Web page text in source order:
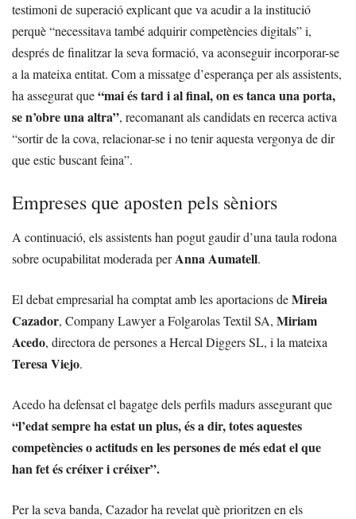
testimoni de superació explicant que va acudir a la institució
perquè “necessitava també adquirir competències digitals” i,
després de finalitzar la seva formació, va aconseguir incorporar-se
a la mateixa entitat. Com a missatge d’esperança per als assistents,
ha assegurat que“mai és tard i al final, on es tanca una porta,
se n’obre una altra”, recomanant als candidats en recerca activa
“sortir de la cova, relacionar-se i no tenir aquesta vergonya de dir
que estic buscant feina”.
Empreses que aposten pels sèniors
A continuació, els assistents han pogut gaudir d’una taula rodona
sobre ocupabilitat moderada perAnna Aumatell.
El debat empresarial ha comptat amb les aportacions deMireia
Cazador, Company Lawyer a Folgarolas Textil SA, Miriam
Acedo, directora de persones a Hercal Diggers SL, i la mateixa
Teresa Viejo.
Acedo ha defensat el bagatge dels perfils madurs assegurant que
“l’edat sempre ha estat un plus, és a dir, totes aquestes
competències o actituds en les persones de més edat el que
han fet és créixer i créixer”.
Per la seva banda, Cazador ha revelat què prioritzen en els